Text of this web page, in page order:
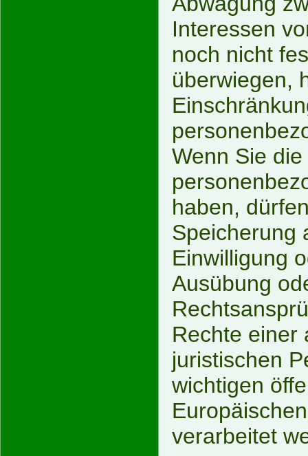
Interessen
noch nicht
überwiegen,
Wenn Sie
haben,
Speicherung
Einwilligung
Ausübung
Rechte einer
juristischen
wichtigen
verarbeitet